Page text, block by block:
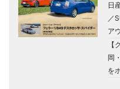
日
／
ア
岡
を